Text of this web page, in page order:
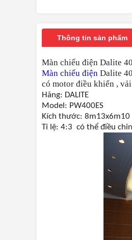
Thông tin sản phẩm
Màn chiếu điện Dalite
Màn chiếu điện Dalite
có motor điều khiển ,
Hãng: DALITE
Model: PW400ES
Kích thước: 8m13x6m10
Tỉ lệ: 4:3 có thể điều